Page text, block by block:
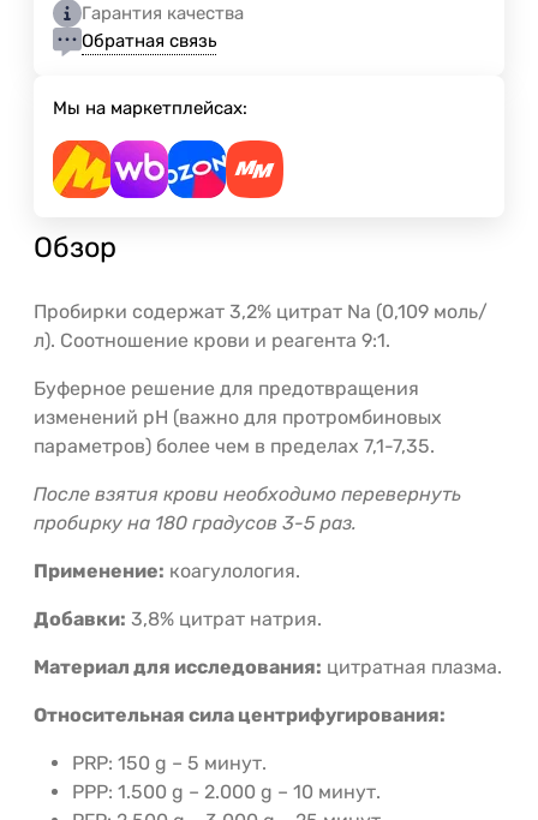
Гарантия качества
Обратная связь
Мы на маркетплейсах:
Обзор
Пробирки содержат 3,2% цитрат Na (0,109 моль/
л). Соотношение крови и реагента 9:1.
Буферное решение для предотвращения
изменений pH (важно для протромбиновых
параметров) более чем в пределах 7,1-7,35.
После взятия крови необходимо перевернуть
пробирку на 180 градусов 3-5 раз.
Применение: коагулология.
Добавки: 3,8% цитрат натрия.
Материал для исследования: цитратная плазма.
Относительная сила центрифугирования:
PRP: 150 g – 5 минут.
PPP: 1.500 g – 2.000 g – 10 минут.